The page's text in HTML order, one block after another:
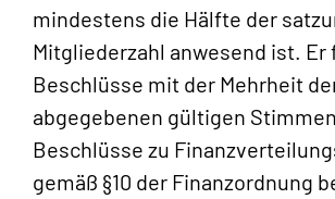
mindestens die Hälfte der
Mitgliederzahl anwesend ist. Er
Beschlüsse mit der Mehrheit
abgegebenen gültigen Stimmen.
Beschlüsse zu
gemäß §10 der Finanzordnung